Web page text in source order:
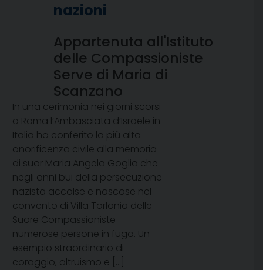
nazioni
Appartenuta all'Istituto
delle Compassioniste
Serve di Maria di
Scanzano
In una cerimonia nei giorni scorsi
a Roma l’Ambasciata d’Israele in
Italia ha conferito la più alta
onorificenza civile alla memoria
di suor Maria Angela Goglia che
negli anni bui della persecuzione
nazista accolse e nascose nel
convento di Villa Torlonia delle
Suore Compassioniste
numerose persone in fuga. Un
esempio straordinario di
coraggio, altruismo e […]